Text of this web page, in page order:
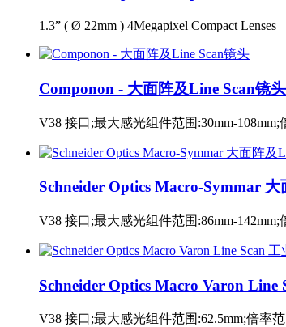
1.3” ( Ø 22mm ) 4Megapixel Compact Lenses
Componon - 大面阵及Line Scan镜头
V38 接口;最大感光组件范围:30mm-108mm;
Schneider Optics Macro-Symmar
V38 接口;最大感光组件范围:86mm-142mm;
Schneider Optics Macro Varon Line
V38 接口;最大感光组件范围:62.5mm;倍率